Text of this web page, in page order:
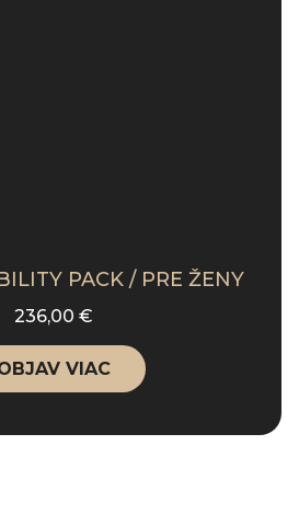
PACK / PRE ŽENY
236,00 €
VIAC